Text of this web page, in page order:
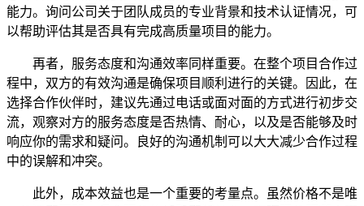
能力。询问公司关于团队成员的专业背景和技术认证情况，可
以帮助评估其是否具有完成高质量项目的能力。
再者，服务态度和沟通效率同样重要。在整个项目合作过
程中，双方的有效沟通是确保项目顺利进行的关键。因此，在
选择合作伙伴时，建议先通过电话或面对面的方式进行初步交
流，观察对方的服务态度是否热情、耐心，以及是否能够及时
响应你的需求和疑问。良好的沟通机制可以大大减少合作过程
中的误解和冲突。
此外，成本效益也是一个重要的考量点。虽然价格不是唯